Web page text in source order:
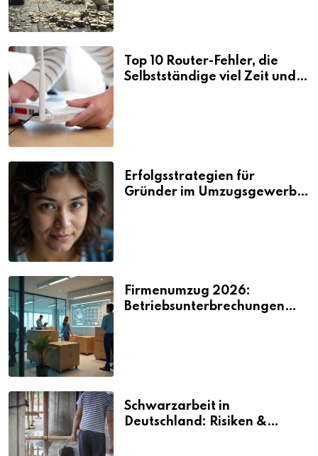
Top 10 Router-Fehler, die
Selbstständige viel Zeit und
Erfolgsstrategien für
Gründer im Umzugsgewerbe
Firmenumzug 2026:
Betriebsunterbrechungen
Schwarzarbeit in
Deutschland: Risiken &